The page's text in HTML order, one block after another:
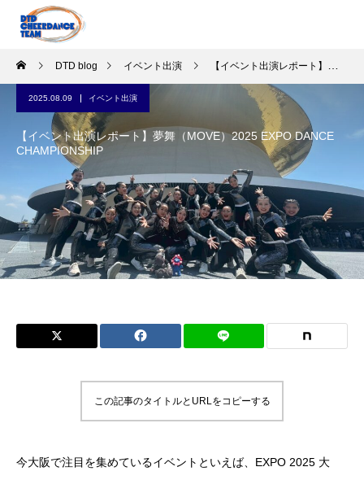
DTD blog イベント出演 【イベント出演レポート】夢舞（MOVE）2025 EXPO DANCE CHAMPIONSHIP
2025.08.09 イベント出演
【イベント出演レポート】夢舞（MOVE）2025 EXPO DANCE
CHAMPIONSHIP
この記事のタイトルとURLをコピーする
今大阪で注目を集めているイベントといえば、EXPO 2025 大